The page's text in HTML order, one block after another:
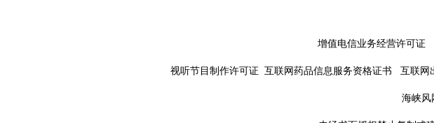
增值电信业务经营许可
视听节目制作许可证 互联网药品信息服务资格证书 互联网
海峡